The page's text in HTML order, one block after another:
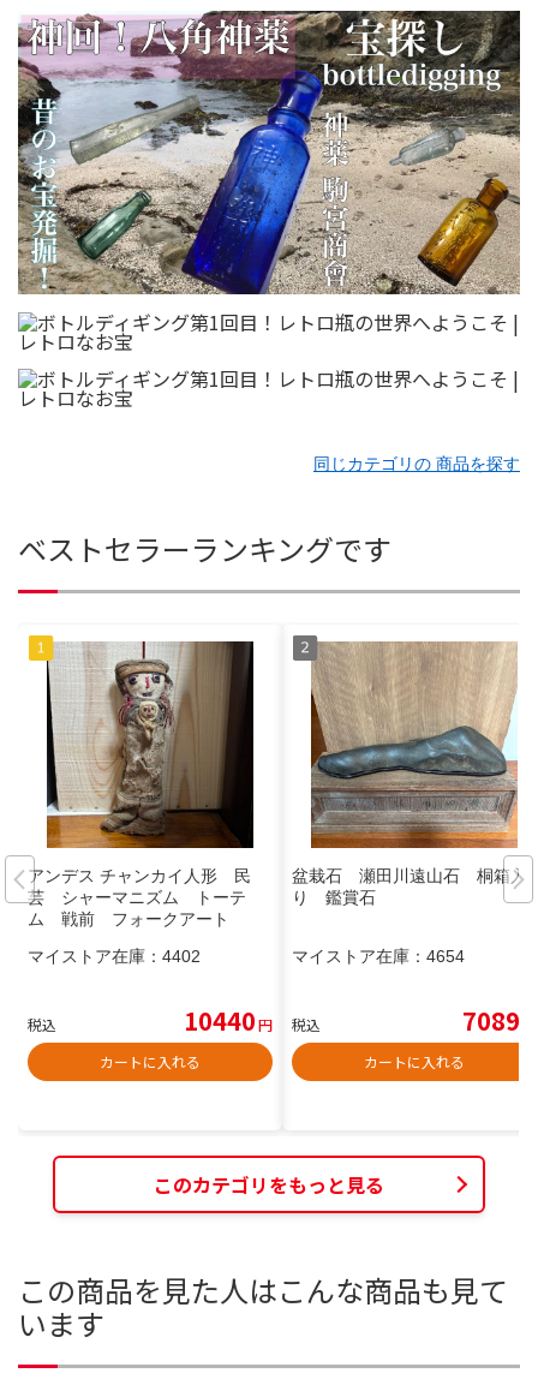
同じカテゴリの 商品を探す
ベストセラーランキングです
アンデス チャンカイ人形 民
芸 シャーマニズム トーテ
ム 戦前 フォークアート
マイストア在庫： 4402
税込 10440円
カートに入れる
盆栽石 瀬田川遠山石 桐箱入
り 鑑賞石
マイストア在庫： 4654
税込 7089
カートに入れる
このカテゴリをもっと見る
この商品を見た人はこんな商品も見て
います